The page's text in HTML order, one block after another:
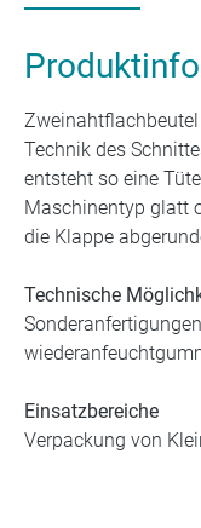
Technik des
entsteht so eine
Maschinentyp glatt
die Klappe
Technische
Einsatzbereiche
Verpackung von